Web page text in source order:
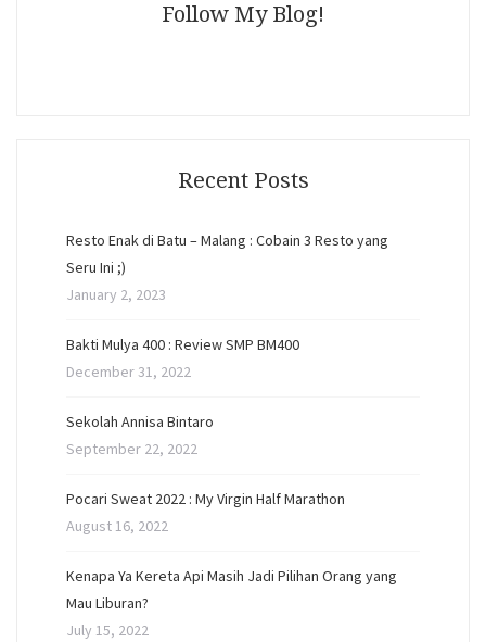
Follow My Blog!
Recent Posts
Resto Enak di Batu – Malang : Cobain 3 Resto yang
Seru Ini ;)
January 2, 2023
Bakti Mulya 400 : Review SMP BM400
December 31, 2022
Sekolah Annisa Bintaro
September 22, 2022
Pocari Sweat 2022 : My Virgin Half Marathon
August 16, 2022
Kenapa Ya Kereta Api Masih Jadi Pilihan Orang yang
Mau Liburan?
July 15, 2022